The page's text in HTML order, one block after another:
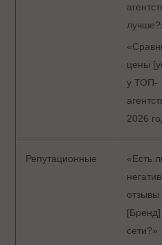
цены
у ТОП-
2026
Репутационные
«Есть
отзывы
[Бренд]
сети?»